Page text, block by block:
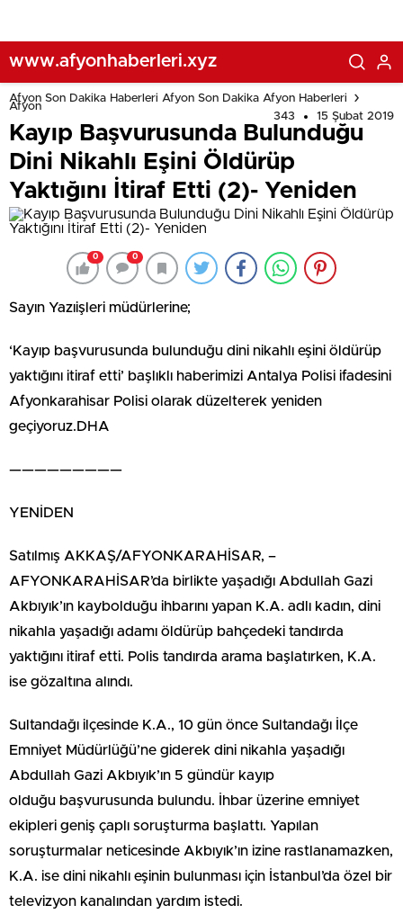
www.afyonhaberleri.xyz
Afyon Son Dakika Haberleri Afyon Son Dakika Afyon Haberleri
Afyon
343
15 Şubat 2019
Kayıp Başvurusunda Bulunduğu
Dini Nikahlı Eşini Öldürüp
Yaktığını İtiraf Etti (2)- Yeniden
0 0
Sayın Yazıişleri müdürlerine;
‘Kayıp başvurusunda bulunduğu dini nikahlı eşini öldürüp
yaktığını itiraf etti’ başlıklı haberimizi Antalya Polisi ifadesini
Afyonkarahisar Polisi olarak düzelterek yeniden
geçiyoruz.DHA
—————————
YENİDEN
Satılmış AKKAŞ/AFYONKARAHİSAR, –
AFYONKARAHİSAR’da birlikte yaşadığı Abdullah Gazi
Akbıyık’ın kaybolduğu ihbarını yapan K.A. adlı kadın, dini
nikahla yaşadığı adamı öldürüp bahçedeki tandırda
yaktığını itiraf etti. Polis tandırda arama başlatırken, K.A.
ise gözaltına alındı.
Sultandağı ilçesinde K.A., 10 gün önce Sultandağı İlçe
Emniyet Müdürlüğü’ne giderek dini nikahla yaşadığı
Abdullah Gazi Akbıyık’ın 5 gündür kayıp
olduğu başvurusunda bulundu. İhbar üzerine emniyet
ekipleri geniş çaplı soruşturma başlattı. Yapılan
soruşturmalar neticesinde Akbıyık’ın izine rastlanamazken,
K.A. ise dini nikahlı eşinin bulunması için İstanbul’da özel bir
televizyon kanalından yardım istedi.